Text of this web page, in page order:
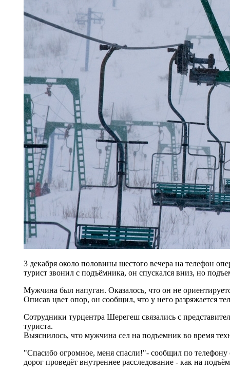
3 декабря около половины шестого вечера на телефон
турист звонил с подъёмника, он спускался вниз, но
Мужчина был напуган. Оказалось, что он не
Описав цвет опор, он сообщил, что у него разряжается
Сотрудники турцентра Шерегеш связались с
туриста.
Выяснилось, что мужчина сел на подъемник во время
"Спасибо огромное, меня спасли!"- сообщил по телефону
дорог проведёт внутреннее расследование - как на